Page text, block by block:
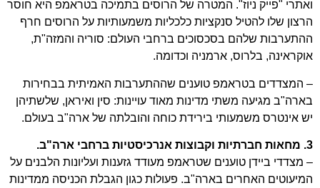
ואתרי "פייק ניוז". המטרה של הרוסים בתמיכה בטראמפ היא חוסר
הרצון שלו להטיל סנקציות כלכליות משמעותיות על הרוסים חרף
ההתערבות שלהם בסכסוכים ברחבי העולם: סוריה והמזה"ת,
אוקראינה, בלרוס, ארמניה וכדומה.
– המצדדים בטראמפ טוענים שההתערבות האמיתית בבחירות
בארה"ב מגיעה משתי מדינות מאוד עויינות: סין ואיראן, שלשתיהן
יש אינטרס משמעותי בירידת כוחה והובלתה של ארה"ב בעולם.
3. מחאות חברתיות וקבוצות אנרכיסטיות ברחבי ארה"ב.
– מצדדי ביידן טוענים שטראמפ מעודד גזענות ועליונות הלבנים על
המיעוטים האחרים בארה"ב. פעולות כגון הגבלת הכניסה ממדינות